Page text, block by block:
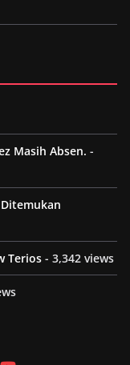
Masih Absen. -
Terios - 3,342 views